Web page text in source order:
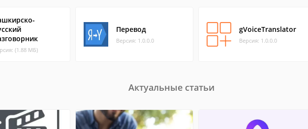
(1.88 МБ)
Перевод
Версия: 1.0.0.0
gVoiceTranslator
Версия: 1.0.0.0
Актуальные статьи